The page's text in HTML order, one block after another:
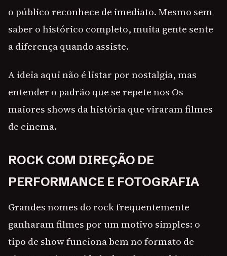
o público reconhece de imediato. Mesmo sem
saber o histórico completo, muita gente sente
a diferença quando assiste.
A ideia aqui não é listar por nostalgia, mas
entender o padrão que se repete nos Os
maiores shows da história que viraram filmes
de cinema.
ROCK COM DIREÇÃO DE
PERFORMANCE E FOTOGRAFIA
Grandes nomes do rock frequentemente
ganharam filmes por um motivo simples: o
tipo de show funciona bem no formato de